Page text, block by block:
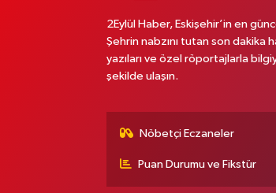
2Eylül Haber, Eskişehir’in en
Şehrin nabzını tutan son dakika
yazıları ve özel röportajlarla
şekilde ulaşın.
Nöbetçi Eczaneler
Puan Durumu ve Fikstür